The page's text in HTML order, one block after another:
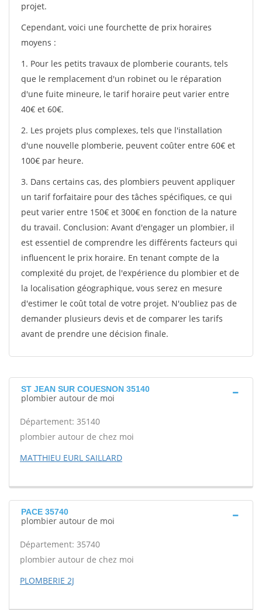
projet.
Cependant, voici une fourchette de prix horaires
moyens :
1. Pour les petits travaux de plomberie courants, tels
que le remplacement d'un robinet ou le réparation
d'une fuite mineure, le tarif horaire peut varier entre
40€ et 60€.
2. Les projets plus complexes, tels que l'installation
d'une nouvelle plomberie, peuvent coûter entre 60€ et
100€ par heure.
3. Dans certains cas, des plombiers peuvent appliquer
un tarif forfaitaire pour des tâches spécifiques, ce qui
peut varier entre 150€ et 300€ en fonction de la nature
du travail. Conclusion: Avant d'engager un plombier, il
est essentiel de comprendre les différents facteurs qui
influencent le prix horaire. En tenant compte de la
complexité du projet, de l'expérience du plombier et de
la localisation géographique, vous serez en mesure
d'estimer le coût total de votre projet. N'oubliez pas de
demander plusieurs devis et de comparer les tarifs
avant de prendre une décision finale.
ST JEAN SUR COUESNON 35140
plombier autour de moi
Département: 35140
plombier autour de chez moi
MATTHIEU EURL SAILLARD
PACE 35740
plombier autour de moi
Département: 35740
plombier autour de chez moi
PLOMBERIE 2J